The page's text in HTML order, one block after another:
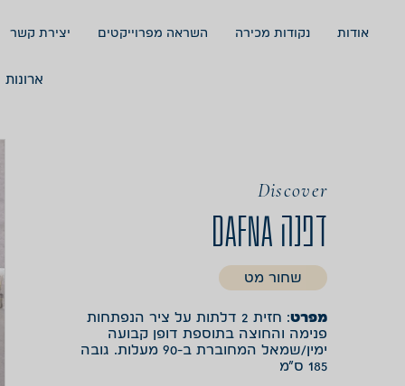
אודות נקודות מכירה השראה מפרוייקטים יצירת קשר
Discover
דפנה DAFNA
שחור מט
מפרט
: חזית 2 דלתות על ציר הנפתחות
פנימה והחוצה בתוספת דופן קבועה
ימין/שמאל המחוברת ב-90 מעלות. גובה
185 ס”מ